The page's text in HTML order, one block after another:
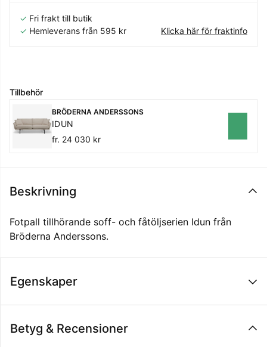
✓ Fri frakt till butik
✓ Hemleverans från 595 kr Klicka här för fraktinfo
Tillbehör
BRÖDERNA ANDERSSONS
IDUN
fr. 24 030 kr
Beskrivning
Fotpall tillhörande soff- och fåtöljserien Idun från
Bröderna Anderssons.
Egenskaper
Betyg & Recensioner